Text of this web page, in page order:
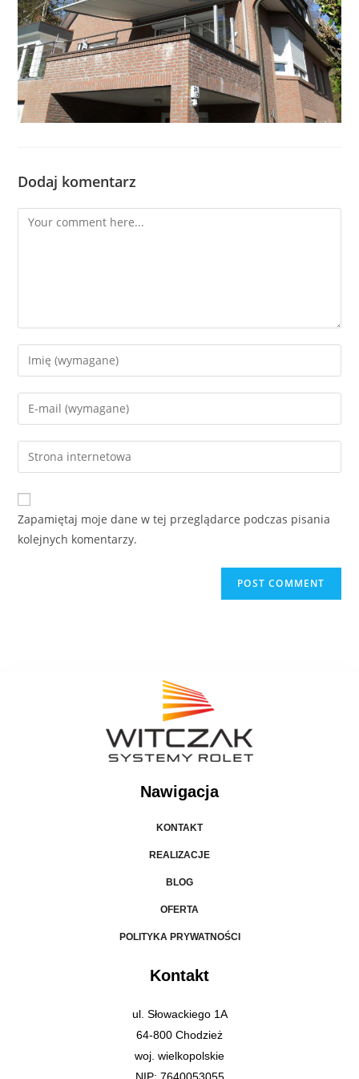
Dodaj komentarz
Zapamiętaj moje dane w tej przeglądarce podczas pisania
kolejnych komentarzy.
Nawigacja
KONTAKT
REALIZACJE
BLOG
OFERTA
POLITYKA PRYWATNOŚCI
Kontakt
ul. Słowackiego 1A
64-800 Chodzież
woj. wielkopolskie
NIP: 7640053055